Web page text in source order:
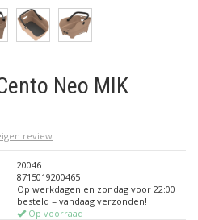
Neo MIK
review
20046
8715019200465
Op werkdagen en zondag voor 22:00
besteld = vandaag verzonden!
Op voorraad